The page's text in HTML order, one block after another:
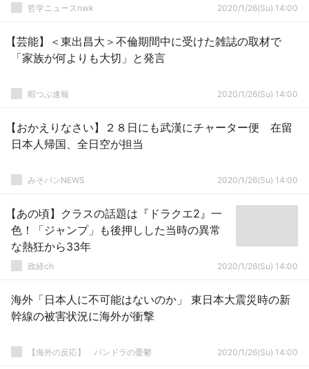
哲学ニュースnwk 2020/1/26(Su) 14:00
【芸能】＜東出昌大＞不倫期間中に受けた雑誌の取材で
「家族が何よりも大切」と発言
暇つぶ速報 2020/1/26(Su) 14:00
【おかえりなさい】２８日にも武漢にチャーター便 在留
日本人帰国、全日空が担当
みそパンNEWS 2020/1/26(Su) 14:00
【あの頃】クラスの話題は『ドラクエ2』一
色！「ジャンプ」も後押しした当時の異常
な熱狂から33年
政経ch 2020/1/26(Su) 14:00
海外「日本人に不可能はないのか」 東日本大震災時の新
幹線の被害状況に海外が衝撃
【海外の反応】 パンドラの憂鬱 2020/1/26(Su) 14:00